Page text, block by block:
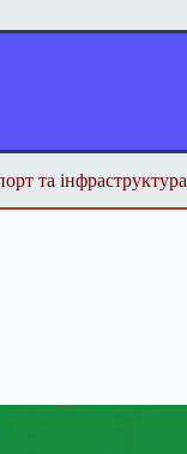
та інфраструктура